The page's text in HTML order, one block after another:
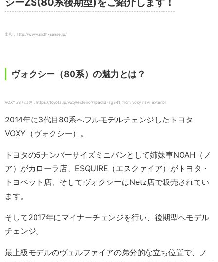
シーZS(80系後期型)をご紹介します！
出典：http://www.sixth-sense.jp/
ヴォクシー（80系）の魅力とは？
VOXY ZS / 出典：https://toyota.jp/voxy/exterior/?padid=ag341_from_voxy_navi_exterior
2014年に3代目80系へフルモデルチェンジしたトヨタ
VOXY（ヴォクシー）。
トヨタの5ナンバーサイズミニバンとして姉妹車NOAH（ノ
ア）がカローラ店、ESQUIRE（エスクァイア）がトヨタ・
トヨペット店、そしてヴォクシーはNetz店で販売されてい
ます。
そして2017年にマイナーチェンジを行い、後期型へモデル
チェンジ。
最上級モデルのヴェルファイアの弟分的な立ち位置で、ノ